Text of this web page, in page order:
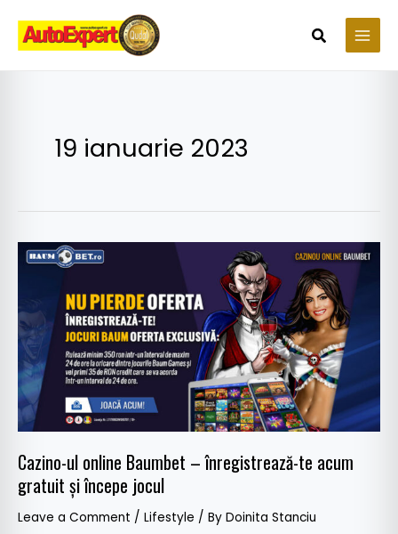
content
Search
19 ianuarie 2023
Cazino-ul online Baumbet – înregistrează-te acum
gratuit şi începe jocul
Leave a Comment / Lifestyle / By Doinita Stanciu
Cazino-
Baumbet
–
înregistrează-
te
acum
gratuit
şi
începe
jocul